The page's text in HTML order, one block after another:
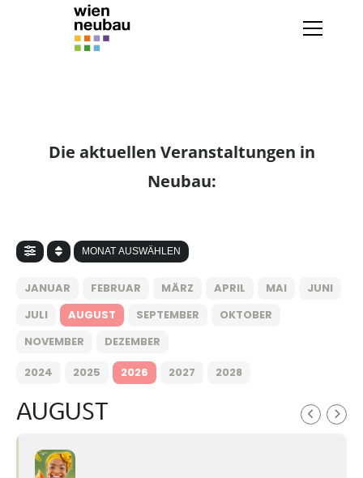
Die aktuellen Veranstaltungen in
Neubau:
MONAT AUSWÄHLEN
JANUAR FEBRUAR MÄRZ APRIL MAI
JUNI
JULI
AUGUST SEPTEMBER
OKTOBER
NOVEMBER
DEZEMBER
2024
2025 2026 2027 2028
AUGUST